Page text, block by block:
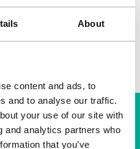
About
content and ads, to
and to analyse our traffic.
your use of our site with
and analytics partners who
that you’ve